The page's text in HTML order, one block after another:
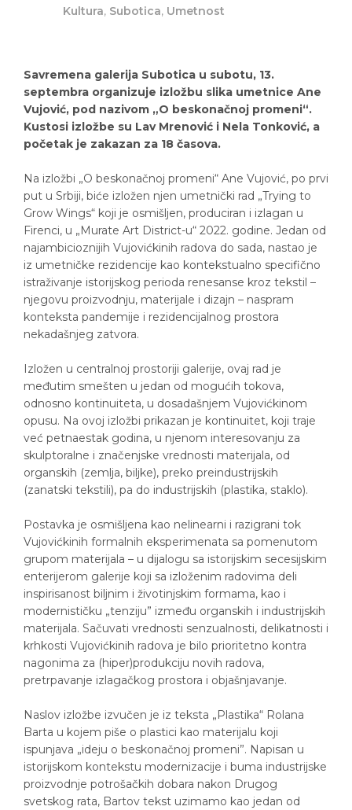
Kultura, Subotica, Umetnost
Savremena galerija Subotica u subotu, 13.
septembra organizuje izložbu slika umetnice Ane
Vujović, pod nazivom „O beskonačnoj promeni“.
Kustosi izložbe su Lav Mrenović i Nela Tonković, a
početak je zakazan za 18 časova.
Na izložbi „O beskonačnoj promeni“ Ane Vujović, po prvi
put u Srbiji, biće izložen njen umetnički rad „Trying to
Grow Wings“ koji je osmišljen, produciran i izlagan u
Firenci, u „Murate Art District-u“ 2022. godine. Jedan od
najambicioznijih Vujovićkinih radova do sada, nastao je
iz umetničke rezidencije kao kontekstualno specifično
istraživanje istorijskog perioda renesanse kroz tekstil –
njegovu proizvodnju, materijale i dizajn – naspram
konteksta pandemije i rezidencijalnog prostora
nekadašnjeg zatvora.
Izložen u centralnoj prostoriji galerije, ovaj rad je
međutim smešten u jedan od mogućih tokova,
odnosno kontinuiteta, u dosadašnjem Vujovićkinom
opusu. Na ovoj izložbi prikazan je kontinuitet, koji traje
već petnaestak godina, u njenom interesovanju za
skulptoralne i značenjske vrednosti materijala, od
organskih (zemlja, biljke), preko preindustrijskih
(zanatski tekstili), pa do industrijskih (plastika, staklo).
Postavka je osmišljena kao nelinearni i razigrani tok
Vujovićkinih formalnih eksperimenata sa pomenutom
grupom materijala – u dijalogu sa istorijskim secesijskim
enterijerom galerije koji sa izloženim radovima deli
inspirisanost biljnim i životinjskim formama, kao i
modernističku „tenziju” između organskih i industrijskih
materijala. Sačuvati vrednosti senzualnosti, delikatnosti i
krhkosti Vujovićkinih radova je bilo prioritetno kontra
nagonima za (hiper)produkciju novih radova,
pretrpavanje izlagačkog prostora i objašnjavanje.
Naslov izložbe izvučen je iz teksta „Plastika“ Rolana
Barta u kojem piše o plastici kao materijalu koji
ispunjava „ideju o beskonačnoj promeni”. Napisan u
istorijskom kontekstu modernizacije i buma industrijske
proizvodnje potrošačkih dobara nakon Drugog
svetskog rata, Bartov tekst uzimamo kao jedan od